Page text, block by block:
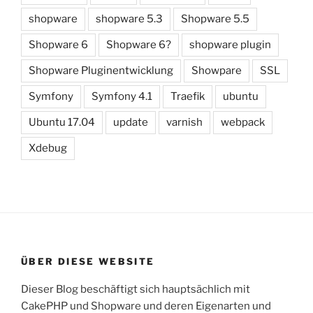
shopware shopware 5.3 Shopware 5.5
Shopware 6 Shopware 6? shopware plugin
Shopware Pluginentwicklung Showpare SSL
Symfony Symfony 4.1 Traefik ubuntu
Ubuntu 17.04 update varnish webpack
Xdebug
ÜBER DIESE WEBSITE
Dieser Blog beschäftigt sich hauptsächlich mit
CakePHP und Shopware und deren Eigenarten und